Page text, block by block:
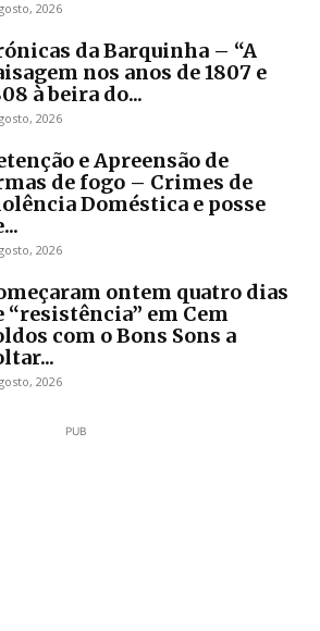
2026
da Barquinha – “A
nos anos de 1807 e
à beira do...
2026
e Apreensão de
de fogo – Crimes de
Doméstica e posse
2026
ontem quatro dias
“resistência” em Cem
com o Bons Sons a
2026
PUB